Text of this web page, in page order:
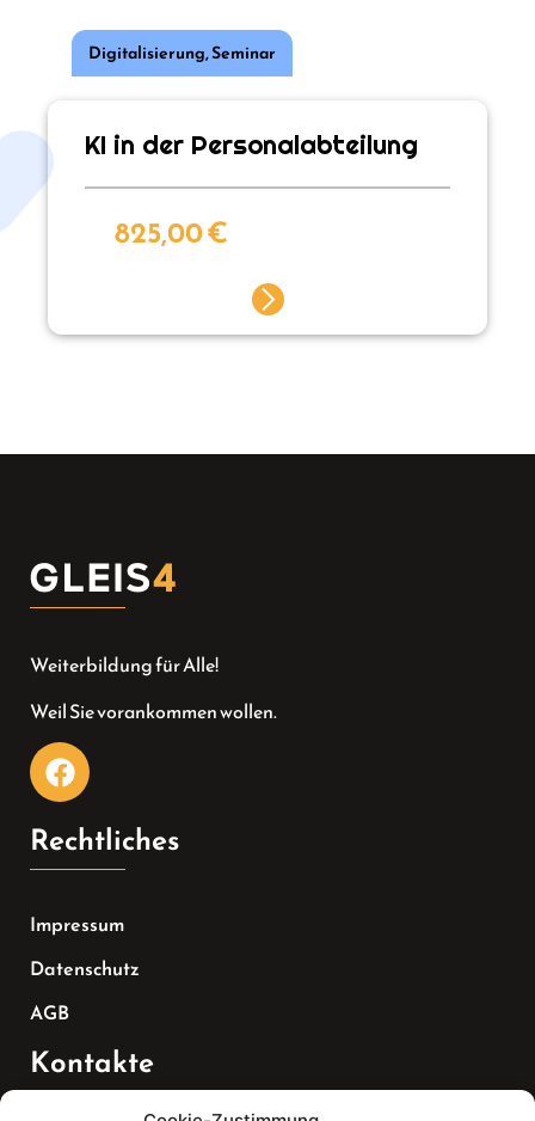
Digitalisierung,Seminar
KI in der Personalabteilung
825,00€
Weiterbildung für Alle!
Weil Sie vorankommen wollen.
Rechtliches
Impressum
Datenschutz
AGB
Kontakte